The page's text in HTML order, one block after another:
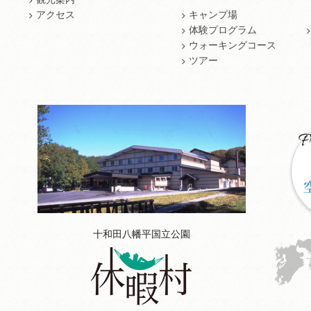
アクセス
キャンプ場
体験プログラム
ウォーキングコース
ツアー
十和田八幡平国立公園